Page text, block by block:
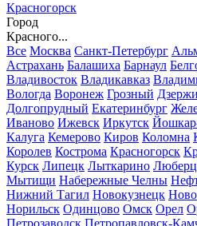
Красногорск
Город
Красного...
Все Москва Санкт-Петербург
Астрахань Балашиха Барнаул
Владивосток Владикавказ
Вологда Воронеж Грозный
Долгопрудный Екатеринбург
Иваново Ижевск Иркутск
Калуга Кемерово Киров Коломна
Королев Кострома Красногорск
Курск Липецк Лыткарино
Мытищи Набережные Челны
Нижний Тагил Новокузнецк
Норильск Одинцово Омск Орел
Петрозаводск Петропавловск-